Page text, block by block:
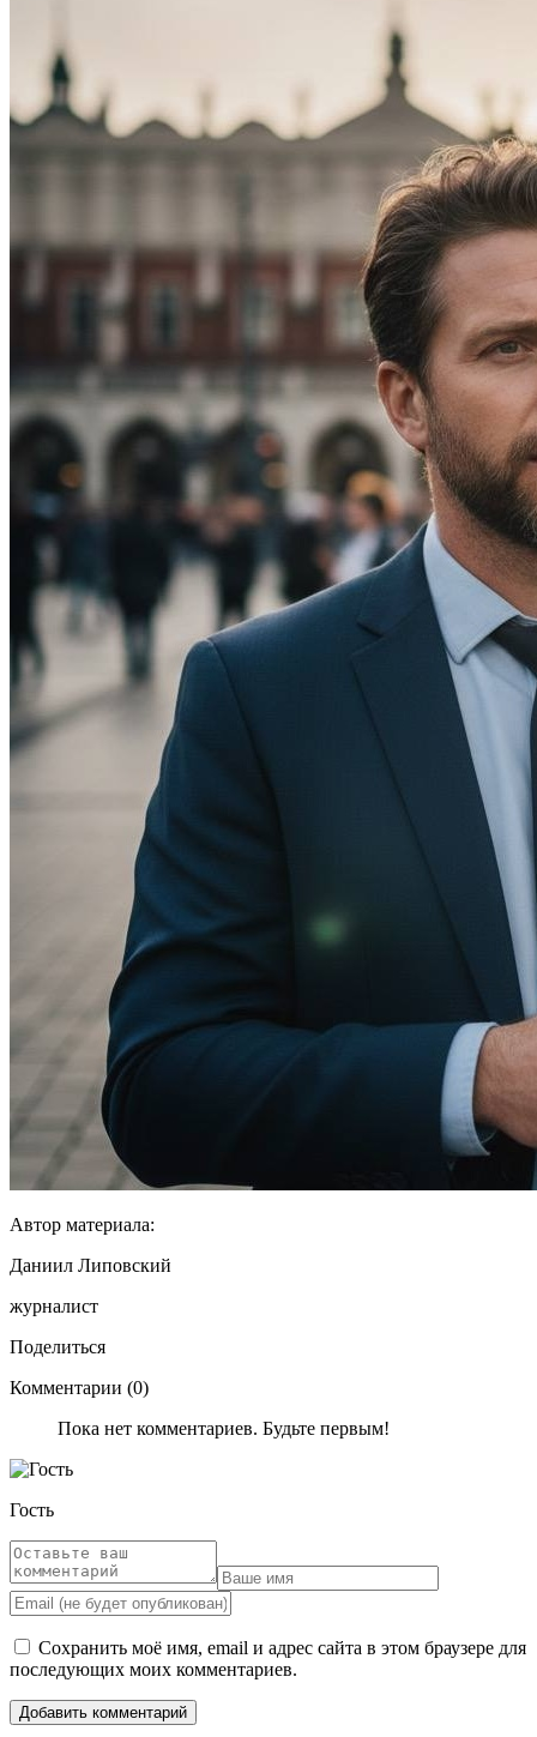
Автор материала:
Даниил Липовский
журналист
Поделиться
Комментарии (0)
Пока нет комментариев. Будьте первым!
Гость
Сохранить моё имя, email и адрес сайта в этом браузере для
последующих моих комментариев.